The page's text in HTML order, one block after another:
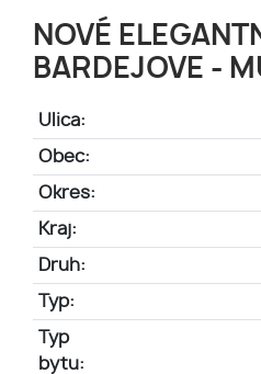
NOVÉ
BARDEJOVE -
Ulica:
Obec:
Okres:
Kraj:
Druh:
Typ:
Typ
bytu: